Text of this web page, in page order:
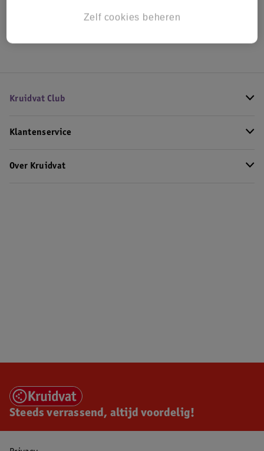
Kruidvat Club
Klantenservice
Over Kruidvat
Steeds verrassend, altijd voordelig!
Zelf cookies beheren